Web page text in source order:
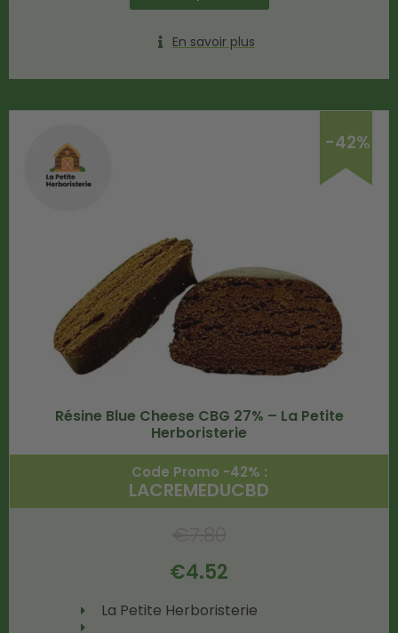
En savoir plus
-42%
Résine Blue Cheese CBG 27% – La Petite
Herboristerie
Code Promo -42% :
LACREMEDUCBD
€4.52
La Petite Herboristerie